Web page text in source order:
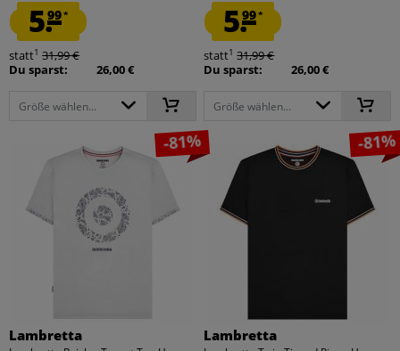
5.99*
statt1 31,99 €
Du sparst:
26,00 €
Größe wählen...
5.99*
statt1 31,99 €
Du sparst:
26,00 €
Größe wählen...
-81%
Lambretta
-81%
Lambretta